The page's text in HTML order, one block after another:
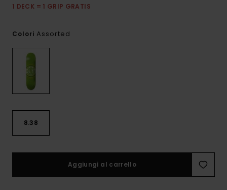
1 DECK = 1 GRIP GRATIS
Colori Assorted
8.38
Aggiungi al carrello